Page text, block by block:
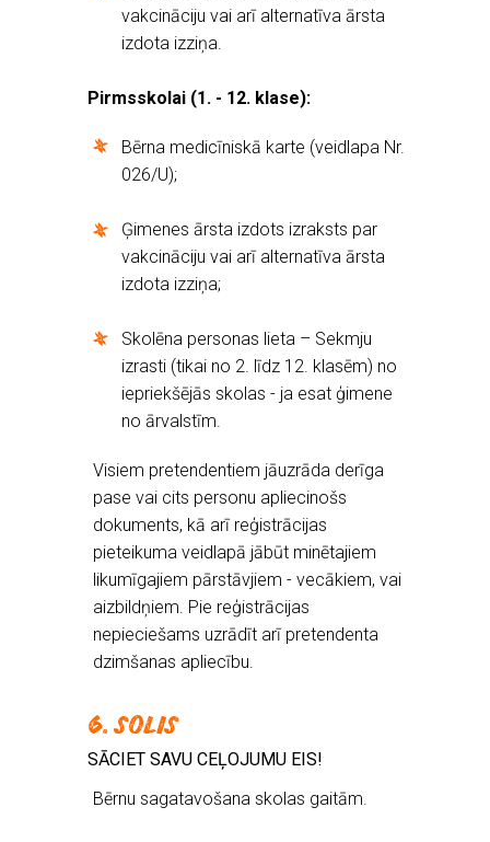
SĀCIET SAVU CEĻOJUMU EIS!
6. SOLIS
Bērnu sagatavošana skolas gaitām.
vakcināciju vai arī alternatīva ārsta
izdota izziņa.
Pirmsskolai (1. - 12. klase):
Bērna medicīniskā karte (veidlapa Nr.
026/U);
Ģimenes ārsta izdots izraksts par
vakcināciju vai arī alternatīva ārsta
izdota izziņa;
Skolēna personas lieta – Sekmju
izrasti (tikai no 2. līdz 12. klasēm) no
iepriekšējās skolas - ja esat ģimene
no ārvalstīm.
Visiem pretendentiem jāuzrāda derīga
pase vai cits personu apliecinošs
dokuments, kā arī reģistrācijas
pieteikuma veidlapā jābūt minētajiem
likumīgajiem pārstāvjiem - vecākiem, vai
aizbildņiem. Pie reģistrācijas
nepieciešams uzrādīt arī pretendenta
dzimšanas apliecību.